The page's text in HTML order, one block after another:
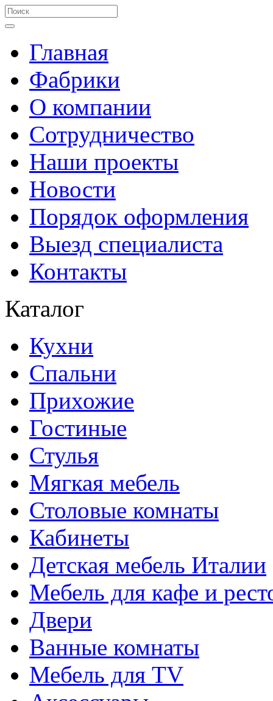
Главная
Фабрики
О компании
Сотрудничество
Наши проекты
Новости
Порядок оформления
Выезд специалиста
Контакты
Каталог
Кухни
Спальни
Прихожие
Гостиные
Стулья
Мягкая мебель
Столовые комнаты
Кабинеты
Детская мебель Италии
Мебель для кафе и
Двери
Ванные комнаты
Мебель для TV